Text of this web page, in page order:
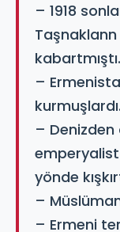
– 1918
Taşnaklann
kabartmıştı.
–
kurmuşlardı.
–
emperyalist
yönde
–
– Ermeni